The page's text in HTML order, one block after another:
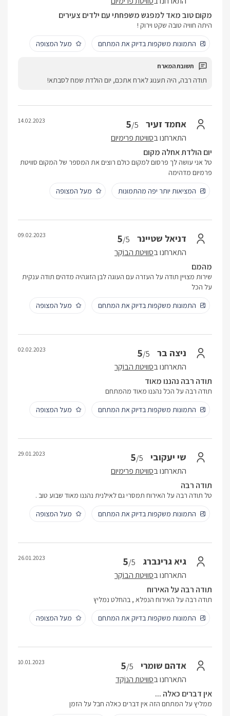
מקום טוב מאד למפגש משפחתי עם ילדים צעירים
היתה חוויה טובה שקט וירוק !
התמונות משקפות בדיוק את המתחם
מעל המצופה
תודה רבה, היה תענוג לארח אתכם, יום הולדת שמח לסבתא!
אחמד זעיר 5/5
התארחנו בסוויטת פרימיום
14.02.2023
יום הולדת אחלה מקום
טל אני עושה לך פרסום למקום כולם רוצים את המספר של המקום סוויטת
פרמיום מדהימה
המציאות יותר יפה מהתמונות
מעל המצופה
דניאל שטיינר 5/5
התארחנו בסוויטת הבוֹקֵר
09.02.2023
מהמם
שירות מצויין תודה על העזרה עם העוגה לבן הזוגהיה מדהים תודה ענקית
על הכל
התמונות משקפות בדיוק את המתחם
מעל המצופה
ניצה בר 5/5
התארחנו בסוויטת הבוֹקֵר
02.02.2023
תודה רבה נהננו מאוד
תודה רבה על הכל נהננו מאוד מהמתחם
התמונות משקפות בדיוק את המתחם
מעל המצופה
שי יעקובי 5/5
התארחנו בסוויטת פרימיום
29.01.2023
תודה רבה
טל תודה רבה על האירוח תמסרי גם לאילנית נהננו מאוד שבוע טוב .
התמונות משקפות בדיוק את המתחם
מעל המצופה
גיא גרינברג 5/5
התארחנו בסוויטת הבוֹקֵר
26.01.2023
תודה רבה על האירוח
תודה רבה על האירוח הנפלא , בהחלט נמליץ
התמונות משקפות בדיוק את המתחם
מעל המצופה
אדהם שומרי 5/5
התארחנו בסוויטת הנוֹקֵד
10.01.2023
אין דברים כאלה ...
ממליץ על המתחם הזה אין דברים כאלה חבל על הזמן